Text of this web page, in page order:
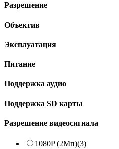
Разрешение
Объектив
Эксплуатация
Питание
Поддержка аудио
Поддержка SD карты
Разрешение видеосигнала
1080P (2Мп)(3)